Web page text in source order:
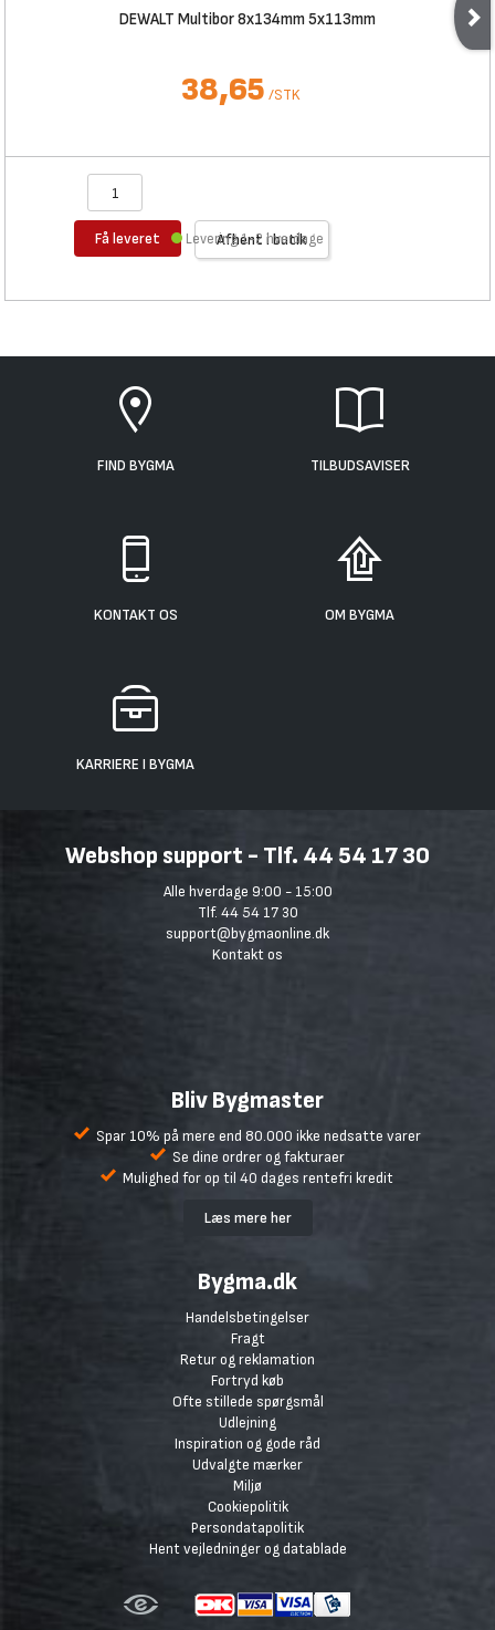
DEWALT Multibor 8x134mm 5x113mm
38,65 /STK
Få leveret Afhent i butik
Levering 1-2 hverdage
FIND BYGMA TILBUDSAVISER
KONTAKT OS OM BYGMA
KARRIERE I BYGMA
Webshop support - Tlf. 44 54 17 30
Alle hverdage 9:00 - 15:00
Tlf. 44 54 17 30
support@bygmaonline.dk
Kontakt os
Bliv Bygmaster
Spar 10% på mere end 80.000 ikke nedsatte varer
Se dine ordrer og fakturaer
Mulighed for op til 40 dages rentefri kredit
Læs mere her
Bygma.dk
Handelsbetingelser
Fragt
Retur og reklamation
Fortryd køb
Ofte stillede spørgsmål
Udlejning
Inspiration og gode råd
Udvalgte mærker
Miljø
Cookiepolitik
Persondatapolitik
Hent vejledninger og datablade